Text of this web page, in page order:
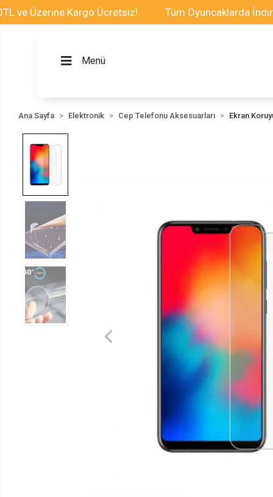
Kargo Ücretsiz! Tüm Oyuncaklarda İndirim
Menü
Ana Sayfa Elektronik Cep Telefonu Aksesuarları Ekran